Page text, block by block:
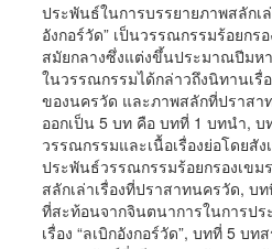
ประพันธ์ในการบรรยายภาพสลักเ
อังกอร์วัด” เป็นวรรณกรรมร้อยก
สมัยกลางซึ่งแต่งขึ้นประมาณปีมห
ในวรรณกรรมได้กล่าวถึงนิทานเรื่
ของนครวัด และภาพสลักที่ปราสา
ออกเป็น 5 บท คือ บทที่ 1 บทนำ,
วรรณกรรมและเนื้อเรื่องย่อโดยสั
ประพันธ์วรรณกรรมร้อยกรองเขมร
สลักเล่าเรื่องที่ปราสาทนครวัด, บ
ที่สะท้อนจากจินตนาการในการป
เรื่อง “ลเบิกอังกอร์วัด”, บทที่ 5 บ